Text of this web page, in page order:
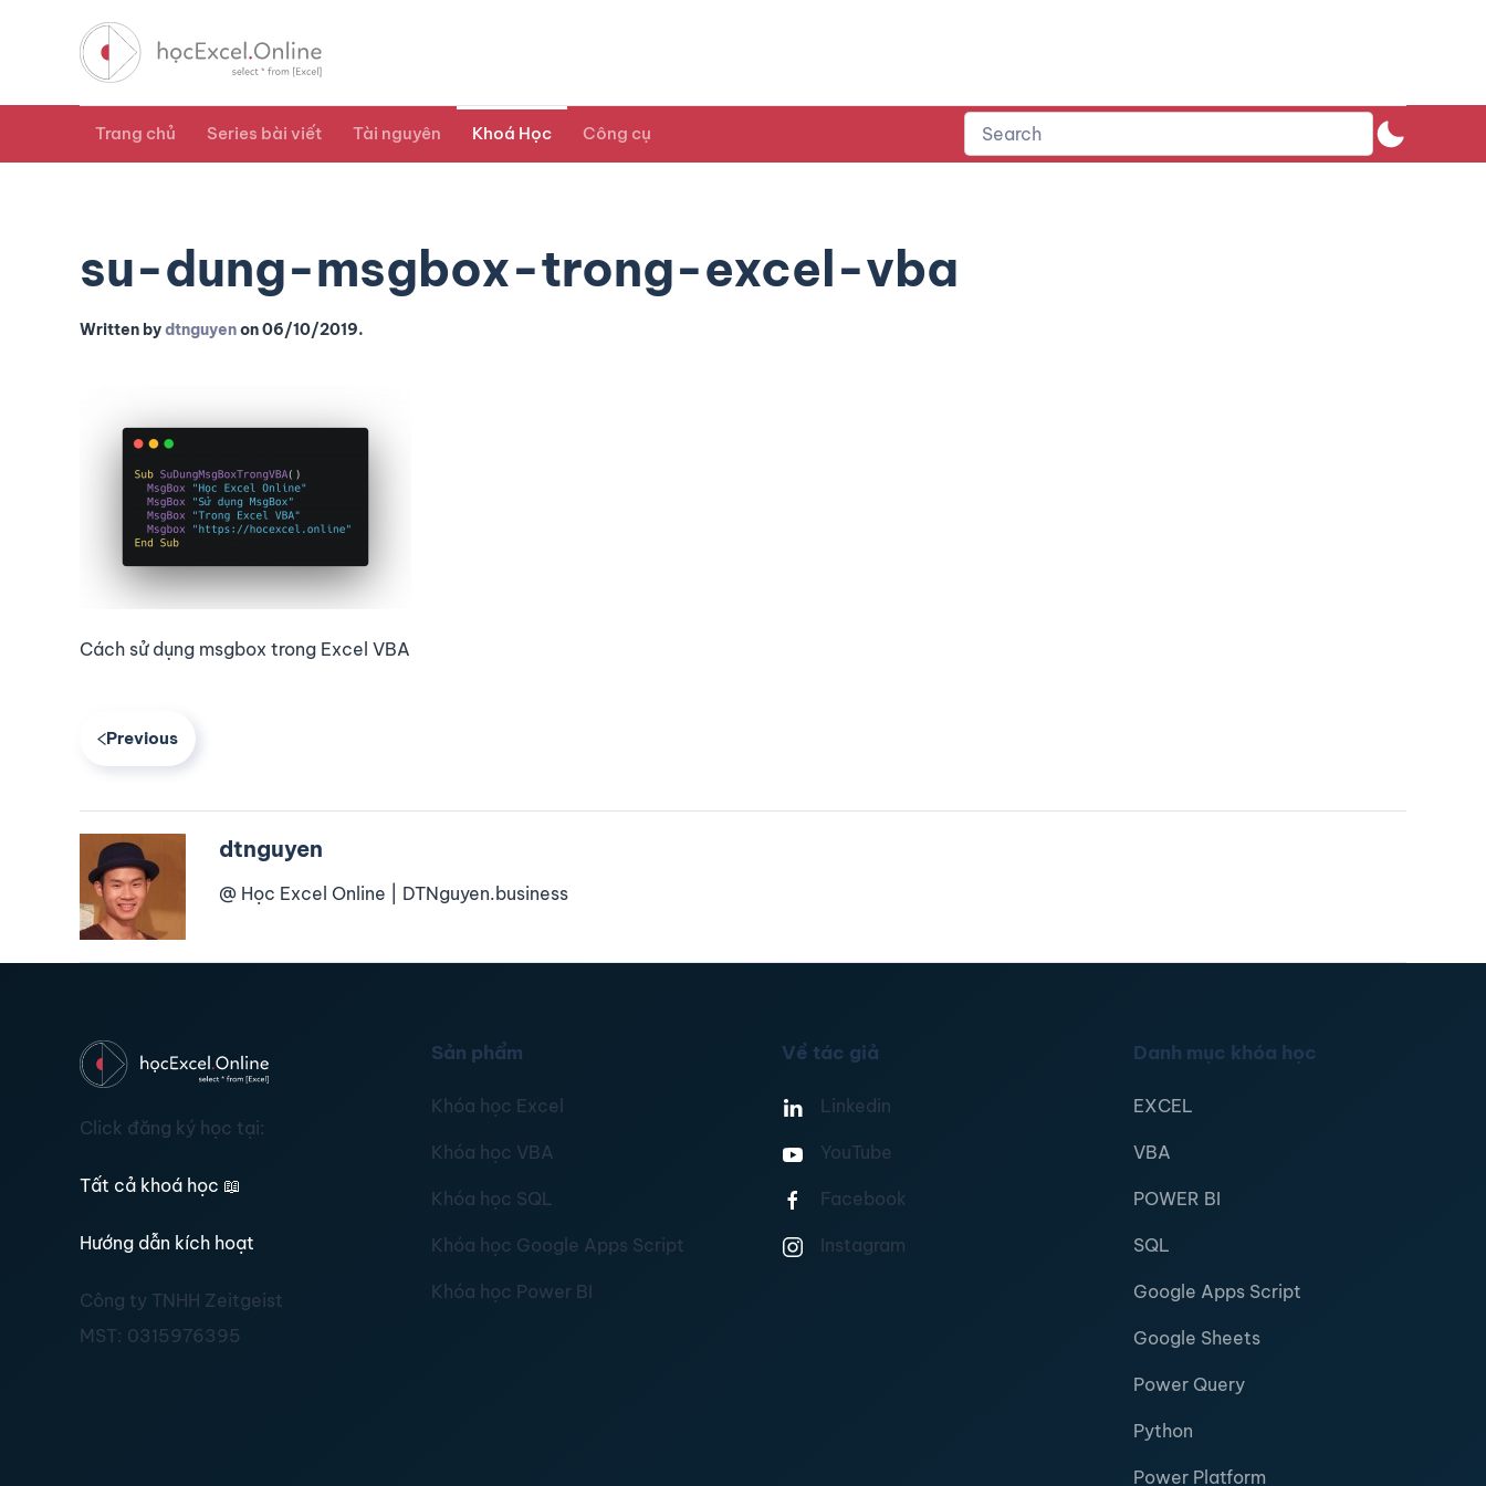
Trang chủ Series bài viết Tài nguyên Khoá Học Công cụ
su-dung-msgbox-trong-excel-vba
Written bydtnguyenon06/10/2019.
Cách sử dụng msgbox trong Excel VBA
Previous
dtnguyen
@ Học Excel Online | DTNguyen.business
Click đăng ký học tại:
Tất cả khoá học 📖
Hướng dẫn kích hoạt
Công ty TNHH Zeitgeist
MST: 0315976395
Sản phẩm
Khóa học Excel
Khóa học VBA
Khóa học SQL
Khóa học Google Apps Script
Khóa học Power BI
Về tác giả
Linkedin
YouTube
Facebook
Instagram
Danh mục khóa học
EXCEL
VBA
POWER BI
SQL
Google Apps Script
Google Sheets
Power Query
Python
Power Platform